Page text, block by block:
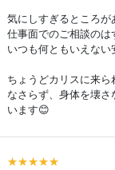
気にしすぎるところ
仕事面でのご相談のは
いつも何ともいえない
ちょうどカリスに来
なさらず、身体を壊
います😊
★★★★★